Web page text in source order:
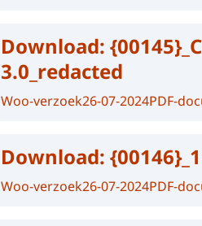
Download:
3.0_redacted
Woo-verzoek26-07-2024PDF-
Download:
Woo-verzoek26-07-2024PDF-